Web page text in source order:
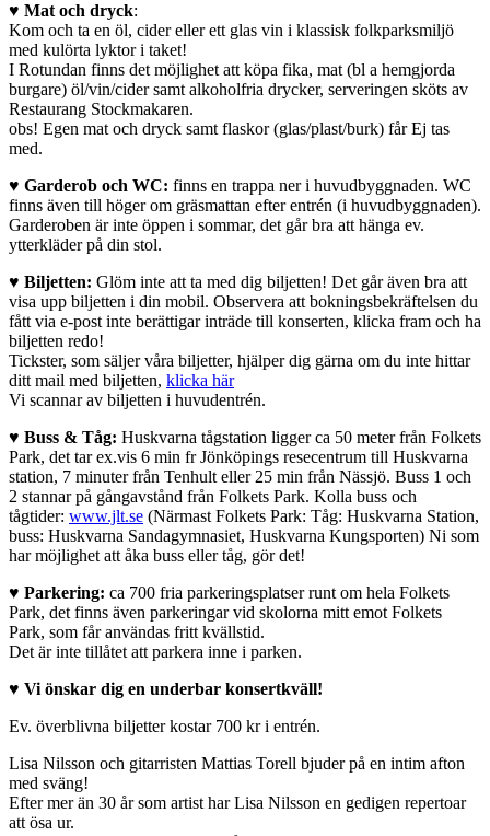
♥ Mat och dryck:
Kom och ta en öl, cider eller ett glas vin i klassisk folkparksmiljö
med kulörta lyktor i taket!
I Rotundan finns det möjlighet att köpa fika, mat (bl a hemgjorda
burgare) öl/vin/cider samt alkoholfria drycker, serveringen sköts av
Restaurang Stockmakaren.
obs! Egen mat och dryck samt flaskor (glas/plast/burk) får Ej tas
med.
​♥ Garderob och WC: finns en trappa ner i huvudbyggnaden. WC
finns även till höger om gräsmattan efter entrén (i huvudbyggnaden).
Garderoben är inte öppen i sommar, det går bra att hänga ev.
ytterkläder på din stol.
♥ Biljetten: Glöm inte att ta med dig biljetten! Det går även bra att
visa upp biljetten i din mobil. Observera att bokningsbekräftelsen du
fått via e-post inte berättigar inträde till konserten, klicka fram och ha
biljetten redo!
Tickster, som säljer våra biljetter, hjälper dig gärna om du inte hittar
ditt mail med biljetten, klicka här
Vi scannar av biljetten i huvudentrén.
♥ Buss & Tåg: Huskvarna tågstation ligger ca 50 meter från Folkets
Park, det tar ex.vis 6 min fr Jönköpings resecentrum till Huskvarna
station, 7 minuter från Tenhult eller 25 min från Nässjö. Buss 1 och
2 stannar på gångavstånd från Folkets Park. Kolla buss och
tågtider: www.jlt.se (Närmast Folkets Park: Tåg: Huskvarna Station,
buss: Huskvarna Sandagymnasiet, Huskvarna Kungsporten) Ni som
har möjlighet att åka buss eller tåg, gör det!
♥ Parkering: ca 700 fria parkeringsplatser runt om hela Folkets
Park, det finns även parkeringar vid skolorna mitt emot Folkets
Park, som får användas fritt kvällstid.
Det är inte tillåtet att parkera inne i parken.
♥ Vi önskar dig en underbar konsertkväll!
Ev. överblivna biljetter kostar 700 kr i entrén.
Lisa Nilsson och gitarristen Mattias Torell bjuder på en intim afton
med sväng!
Efter mer än 30 år som artist har Lisa Nilsson en gedigen repertoar
att ösa ur.